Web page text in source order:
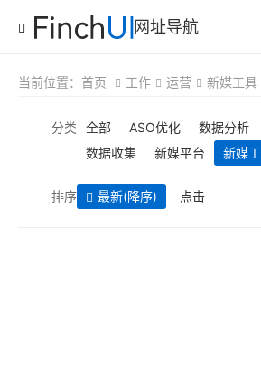
网址导航
当前位置： 首页 工作 运营 新媒工具
分类 全部 ASO优化 数据分析
数据收集
新媒平台 新媒
排序 最新(降序) 点击